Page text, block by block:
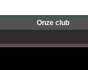
Onze club